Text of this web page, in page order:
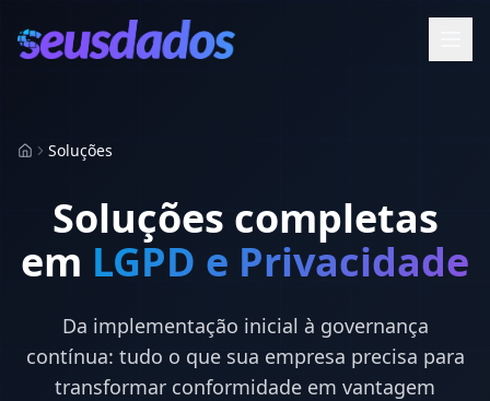
InícioSoluções
Soluções completas
em LGPD e Privacidade
Da implementação inicial à governança
contínua: tudo o que sua empresa precisa para
transformar conformidade em vantagem